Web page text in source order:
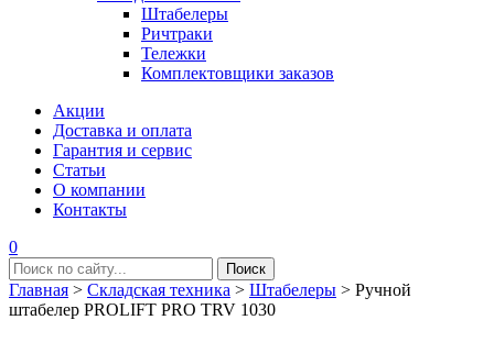
Штабелеры
Ричтраки
Тележки
Комплектовщики заказов
Акции
Доставка и оплата
Гарантия и сервис
Статьи
О компании
Контакты
0
Главная > Складская техника > Штабелеры > Ручной
штабелер PROLIFT PRO TRV 1030